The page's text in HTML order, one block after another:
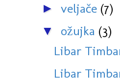
► veljače (7)
▼ ožujka (3)
Libar
Libar